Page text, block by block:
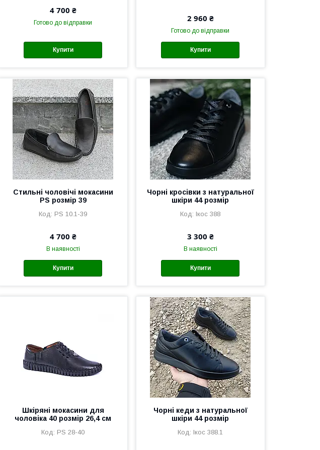
4 700 ₴
Готово до відправки
Купити
2 960 ₴
Готово до відправки
Купити
Стильні чоловічі мокасини
PS розмір 39
PS 10.1-39
4 700 ₴
В наявності
Купити
Чорні кросівки з натуральної
шкіри 44 розмір
Ікос 388
3 300 ₴
В наявності
Купити
Шкіряні мокасини для
чоловіка 40 розмір 26,4 см
PS 28-40
Чорні кеди з натуральної
шкіри 44 розмір
Ікос 388.1